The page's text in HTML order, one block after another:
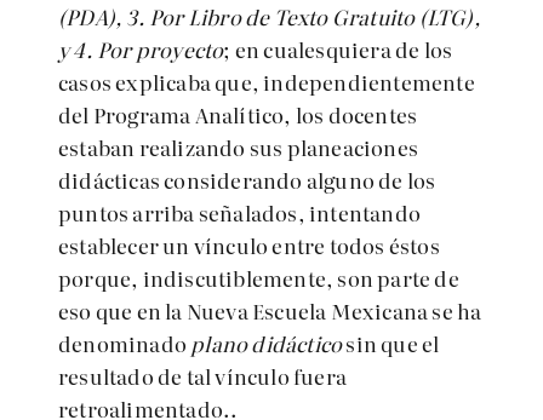
(PDA), 3. Por Libro de Texto Gratuito (LTG),
y 4. Por proyecto; en cualesquiera de los
casos explicaba que, independientemente
del Programa Analítico, los docentes
estaban realizando sus planeaciones
didácticas considerando alguno de los
puntos arriba señalados, intentando
establecer un vínculo entre todos éstos
porque, indiscutiblemente, son parte de
eso que en la Nueva Escuela Mexicana se ha
denominado plano didácticosin que el
resultado de tal vínculo fuera
retroalimentado..